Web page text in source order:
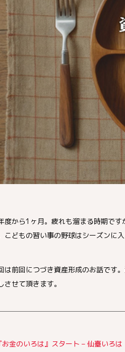
度から1ヶ月。疲れも溜まる時期で
こどもの習い事の野球はシーズンに
は前回につづき資産形成のお話です
させて頂きます。
お金のいろは』スタート – 仙臺いろは